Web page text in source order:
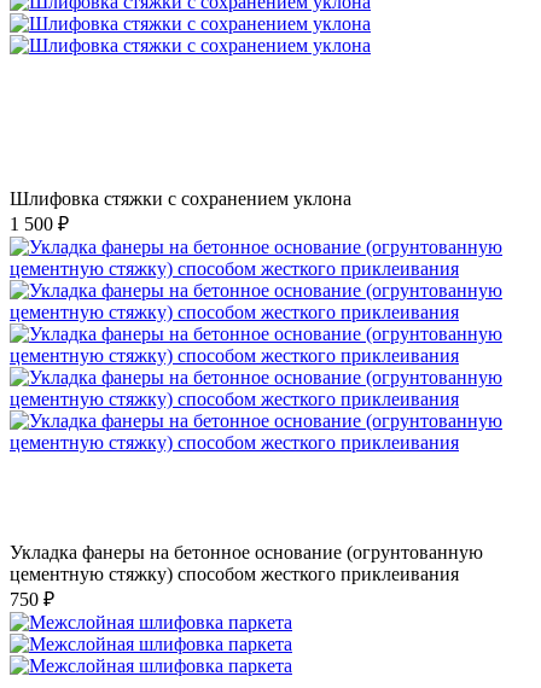
Шлифовка стяжки с сохранением уклона
1 500 ₽
Укладка фанеры на бетонное основание (огрунтованную
цементную стяжку) способом жесткого приклеивания
750 ₽